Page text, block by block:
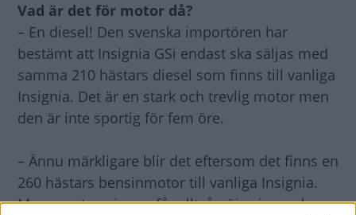
Vad är det för motor då?
– En diesel! Den svenska importören har
bestämt att Insignia GSi endast ska säljas med
samma 210 hästars diesel som finns till vanliga
Insignia. Det är en stark och trevlig motor men
den är inte sportig för fem öre.
– Ännu märkligare blir det eftersom det finns en
260 hästars bensinmotor till vanliga Insignia.
Men sportversionen får alltså nöja sig med en